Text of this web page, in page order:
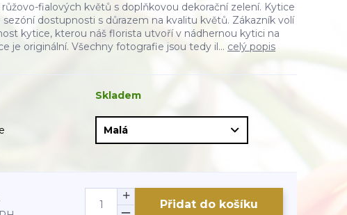
růžovo-fialových květů s doplňkovou dekorační zelení. Kytice
sezóní dostupnosti s důrazem na kvalitu květů. Zákazník volí
kytice, kterou náš florista utvoří v nádhernou kytici na
je originální. Všechny fotografie jsou tedy il... celý popis
Skladem
Přidat do košíku